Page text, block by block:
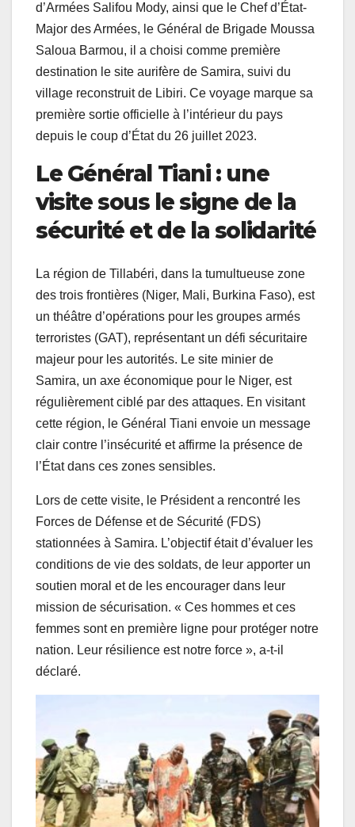
d’Armées Salifou Mody, ainsi que le Chef d’État-
Major des Armées, le Général de Brigade Moussa
Saloua Barmou, il a choisi comme première
destination le site aurifère de Samira, suivi du
village reconstruit de Libiri. Ce voyage marque sa
première sortie officielle à l’intérieur du pays
depuis le coup d’État du 26 juillet 2023.
Le Général Tiani : une
visite sous le signe de la
sécurité et de la solidarité
La région de Tillabéri, dans la tumultueuse zone
des trois frontières (Niger, Mali, Burkina Faso), est
un théâtre d’opérations pour les groupes armés
terroristes (GAT), représentant un défi sécuritaire
majeur pour les autorités. Le site minier de
Samira, un axe économique pour le Niger, est
régulièrement ciblé par des attaques. En visitant
cette région, le Général Tiani envoie un message
clair contre l’insécurité et affirme la présence de
l’État dans ces zones sensibles.
Lors de cette visite, le Président a rencontré les
Forces de Défense et de Sécurité (FDS)
stationnées à Samira. L’objectif était d’évaluer les
conditions de vie des soldats, de leur apporter un
soutien moral et de les encourager dans leur
mission de sécurisation. « Ces hommes et ces
femmes sont en première ligne pour protéger notre
nation. Leur résilience est notre force », a-t-il
déclaré.